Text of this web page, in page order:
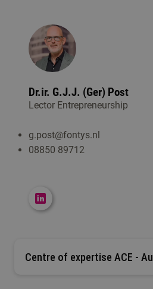
Dr.ir. G.J.J. (Ger) Post
Lector Entrepreneurship
g.post@fontys.nl
08850 89712
Centre of expertise ACE -